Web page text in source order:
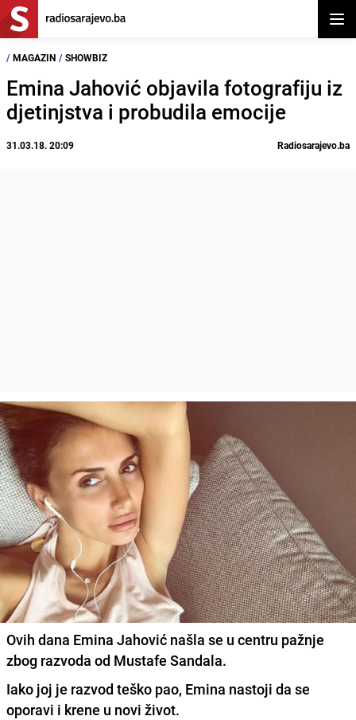
/ MAGAZIN / SHOWBIZ
Emina Jahović objavila fotografiju iz
djetinjstva i probudila emocije
31.03.18. 20:09 Radiosarajevo.ba
Ovih dana Emina Jahović našla se u centru pažnje
zbog razvoda od Mustafe Sandala.
Iako joj je razvod teško pao, Emina nastoji da se
oporavi i krene u novi život.